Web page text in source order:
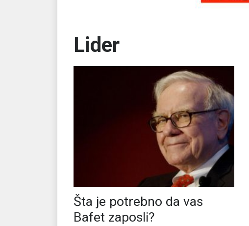
Lider
Šta je potrebno da vas
Bafet zaposli?